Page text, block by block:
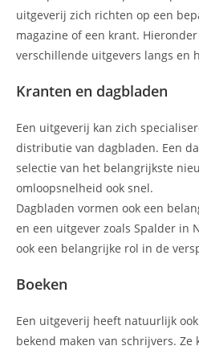
uitgeverij zich richten op een
magazine of een krant.
verschillende uitgevers langs en
Kranten en dagbladen
Een uitgeverij kan zich
distributie van dagbladen. Een
selectie van het belangrijkste
omloopsnelheid ook snel.
Dagbladen vormen ook een
en een uitgever zoals Spalder in
ook een belangrijke rol in de
Boeken
Een uitgeverij heeft natuurlijk
bekend maken van schrijvers.